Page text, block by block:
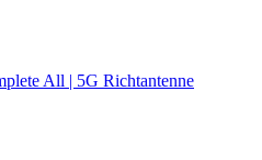
All | 5G Richtantenne